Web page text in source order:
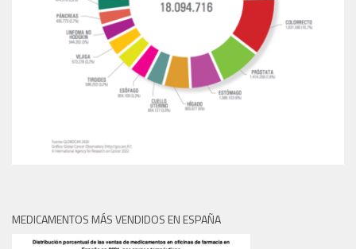
MEDICAMENTOS MÁS VENDIDOS EN ESPAÑA